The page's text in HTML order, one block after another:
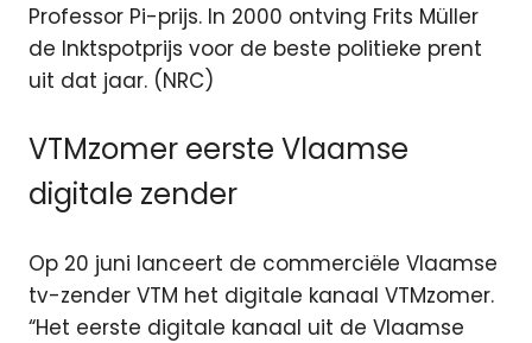
Professor Pi-prijs. In 2000 ontving Frits Müller
de Inktspotprijs voor de beste politieke prent
uit dat jaar. (NRC)
VTMzomer eerste Vlaamse
digitale zender
Op 20 juni lanceert de commerciële Vlaamse
tv-zender VTM het digitale kanaal VTMzomer.
“Het eerste digitale kanaal uit de Vlaamse